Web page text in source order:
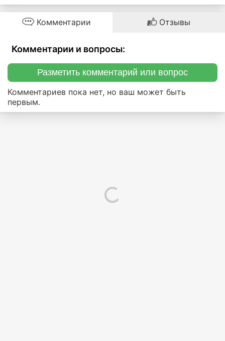
Комментарии Отзывы
Комментарии и вопросы:
Разметить комментарий или вопрос
Комментариев пока нет, но ваш может быть
первым.